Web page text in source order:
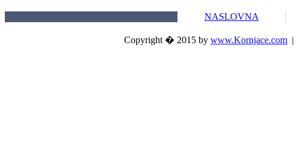
NASLOVNA
Copyright � 2015 by www.Kornjace.com |